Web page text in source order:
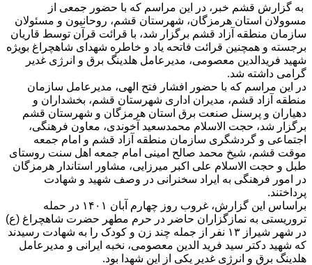
به گزارش قشم خبر، در این مراسم که با حضور جمعی از
مسوولان استان هرمزگان، شهرستان قشم، روحانیون و مسئولان
سازمان منطقه آزاد قشم برگزار شد، با قرائت قرآن توسط قاریان
برجسته و همچنین قرائت فاتحه یاد و خاطره شهدای شاهچراغ بویژه
شهید فریدالدین معصومی، مدیرعامل هلدینگ برق و انرژی غدیر
گرامی داشته شد.
در این مراسم که با حضور افشار فتح الهی، مدیرعامل سازمان
منطقه آزاد قشم، مدیران اداری شهرستان قشم، بخشداران و
دهیاران و پرسنل صنعت برق استان هرمزگان و شهرستان قشم
برگزار شد، حجت الاسلام محمدسعید آخوندی، معاون فرهنگی،
اجتماعی و گردشگری سازمان منطقه آزاد قشم و امام جمعه
موقت قشم، شیخ محمد صالح امینی امام جمعه اهل سنت روستای
طبل و حجت الاسلام علی اکبر میرزایی، مشاور استاندار هرمزگان
در امور فرهنگی به ایراد سخنرانی در وصف شهید و شهادت
پرداختند.
براساس این گزارش، غروب روز چهارم آبان ۱۴۰۱ در حمله
تروریستی به نمازگزاران حاضر در حرم مطهر حضرت شاهچراغ (ع)
در شهر شیراز ۱۳ نفر از جمله چند زن و کودک را به شهادت رسیدند
که شهید دکتر سید فرید الدین معصومی، نخبه ایرانی و مدیرعامل
هلدینگ برق و انرژی غدیر یکی از این شهدا بود.